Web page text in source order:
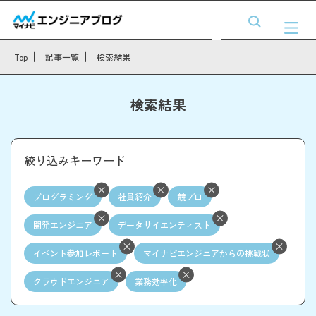
Top 記事一覧 検索結果
検索結果
絞り込みキーワード
プログラミング 社員紹介 競プロ
開発エンジニア データサイエンティスト
イベント参加レポート マイナビエンジニアからの挑戦状
クラウドエンジニア 業務効率化